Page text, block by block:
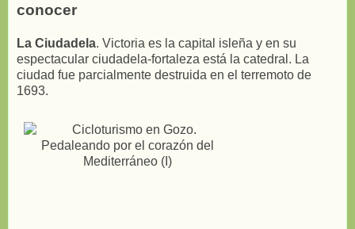
conocer
La Ciudadela. Victoria es la capital isleña y en su
espectacular ciudadela-fortaleza está la catedral. La
ciudad fue parcialmente destruida en el terremoto de
1693.